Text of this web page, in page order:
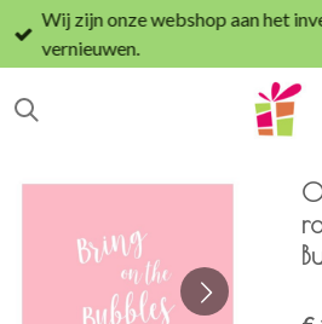
Ga
direct
de
Wij zijn onze webshop aan het
vernieuwen.